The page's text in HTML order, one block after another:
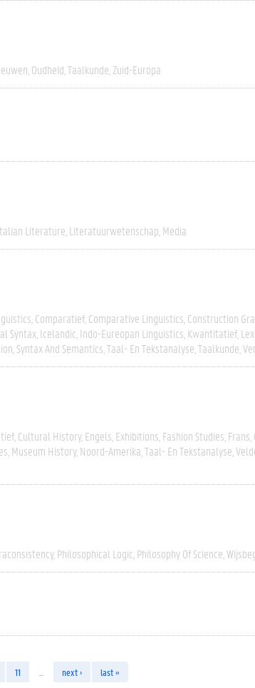
Oudheid Taalkunde Zuid-Europa
Literature Literatuurwetenschap Media
Comparatief Comparative Linguistics Construction
Syntax Icelandic Indo-Eureopan Linguistics Kwantitatief
Syntax And Semantics Taal- En Tekstanalyse Taalkunde
Cultural History Engels Exhibitions Fashion Studies Frans
Museum History Noord-Amerika Taal- En Tekstanalyse
Philosophical Logic Philosophy Of Science
11 next › last »